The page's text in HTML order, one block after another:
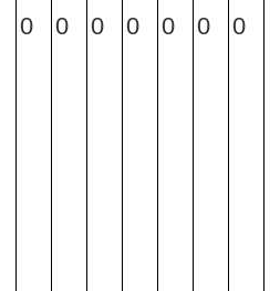
0 0 0 0 0 0 0